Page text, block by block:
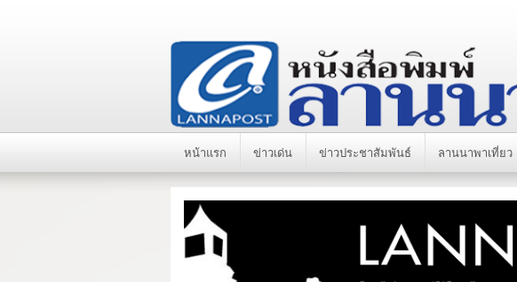
หน้าแรก ข่าวเด่น ข่าวประชาสัมพันธ์ ลานนาพาเที่ยว